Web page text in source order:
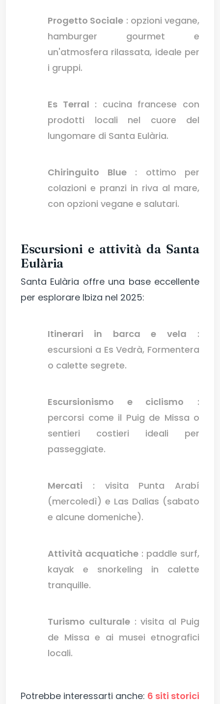
Progetto Sociale : opzioni vegane,
hamburger gourmet e
un'atmosfera rilassata, ideale per
i gruppi.
Es Terral : cucina francese con
prodotti locali nel cuore del
lungomare di Santa Eulària.
Chiringuito Blue: ottimo per
colazioni e pranzi in riva al mare,
con opzioni vegane e salutari.
Escursioni e attività da Santa
Eulària
Santa Eulària offre una base eccellente
per esplorare Ibiza nel 2025:
Itinerari in barca e vela :
escursioni a Es Vedrà, Formentera
o calette segrete.
Escursionismo e ciclismo :
percorsi come il Puig de Missa o
sentieri costieri ideali per
passeggiate.
Mercati : visita Punta Arabí
(mercoledì) e Las Dalias (sabato
e alcune domeniche).
Attività acquatiche : paddle surf,
kayak e snorkeling in calette
tranquille.
Turismo culturale: visita al Puig
de Missa e ai musei etnografici
locali.
Potrebbe interessarti anche: 6 siti storici